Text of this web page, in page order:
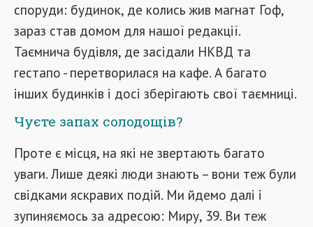
споруди: будинок, де колись жив магнат Гоф,
зараз став домом для нашої редакції.
Таємнича будівля, де засідали НКВД та
гестапо - перетворилася на кафе. А багато
інших будинків і досі зберігають свої таємниці.
Чуєте запах солодощів?
Проте є місця, на які не звертають багато
уваги. Лише деякі люди знають – вони теж були
свідками яскравих подій. Ми йдемо далі і
зупиняємось за адресою: Миру, 39. Ви теж